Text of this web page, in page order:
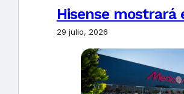
Hisense mostrará
29 julio, 2026